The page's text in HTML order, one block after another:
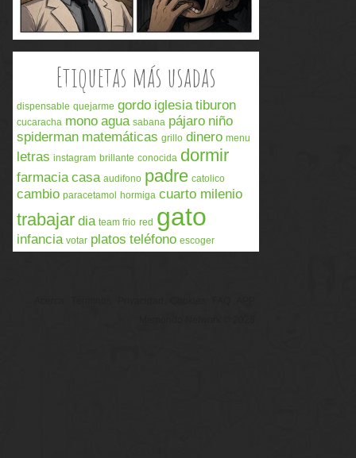
Etiquetas más usadas
dispensable quejarme gordo iglesia tiburon
cucaracha mono agua sabana pájaro niño
spiderman matemáticas grillo dinero menu
letras instagram brillante conocida dormir
farmacia casa audifono padre catolico
cambio paracetamol hormiga cuarto milenio
trabajar dia team frio red gato
infancia votar platos teléfono escoger